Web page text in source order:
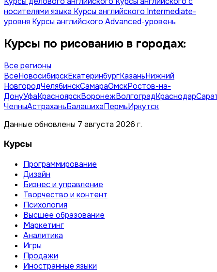
носителями языка Курсы английского Intermediate-
уровня Курсы английского Advanced-уровень
Курсы по рисованию в городах:
Все регионы
ВсеНовосибирскЕкатеринбургКазаньНижний
НовгородЧелябинскСамараОмскРостов-на-
ДонуУфаКрасноярскВоронежВолгоградКраснодар
ЧелныАстраханьБалашихаПермьИркутск
Данные обновлены 7 августа 2026 г.
Курсы
Программирование
Дизайн
Бизнес и управление
Творчество и контент
Психология
Высшее образование
Маркетинг
Аналитика
Игры
Продажи
Иностранные языки